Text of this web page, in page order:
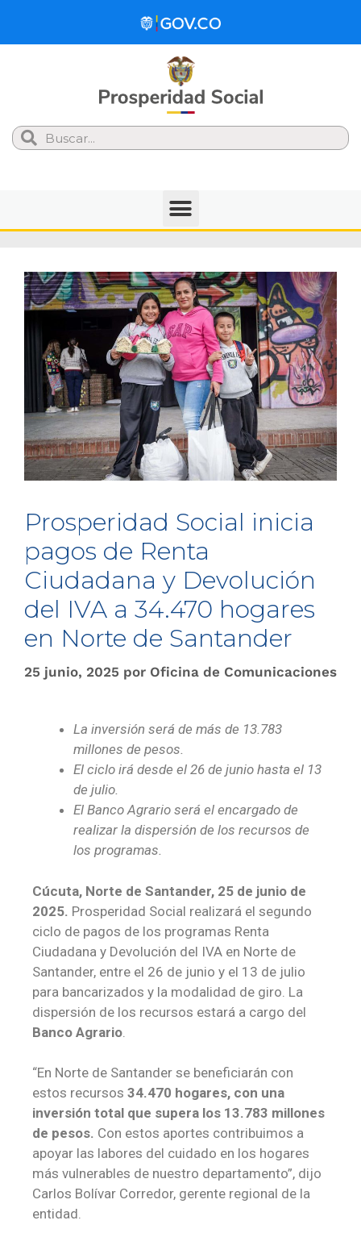
Search
Prosperidad Social inicia
pagos de Renta
Ciudadana y Devolución
del IVA a 34.470 hogares
en Norte de Santander
25 junio, 2025 por Oficina de Comunicaciones
La inversión será de más de 13.783
millones de pesos.
El ciclo irá desde el 26 de junio hasta el 13
de julio.
El Banco Agrario será el encargado de
realizar la dispersión de los recursos de
los programas.
Cúcuta, Norte de Santander, 25 de junio de
2025. Prosperidad Social realizará el segundo
ciclo de pagos de los programas Renta
Ciudadana y Devolución del IVA en Norte de
Santander, entre el 26 de junio y el 13 de julio
para bancarizados y la modalidad de giro. La
dispersión de los recursos estará a cargo del
Banco Agrario
“En Norte de Santander se beneficiarán con
estos recursos 34.470 hogares, con una
inversión total que supera los 13.783 millones
de pesos. Con estos aportes contribuimos a
apoyar las labores del cuidado en los hogares
más vulnerables de nuestro departamento”, dijo
Carlos Bolívar Corredor, gerente regional de la
entidad.